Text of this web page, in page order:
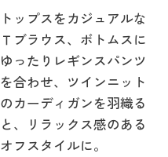
トップスをカジュアルな
Ｔブラウス、ボトムスに
ゆったりレギンスパンツ
を合わせ、ツインニット
のカーディガンを羽織る
と、リラックス感のある
オフスタイルに。